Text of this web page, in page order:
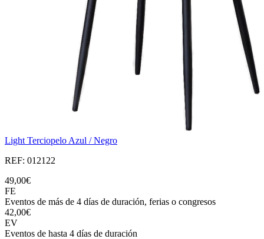
Light Terciopelo Azul / Negro
REF: 012122
49,00€
FE
Eventos de más de 4 días de duración, ferias o congresos
42,00€
EV
Eventos de hasta 4 días de duración